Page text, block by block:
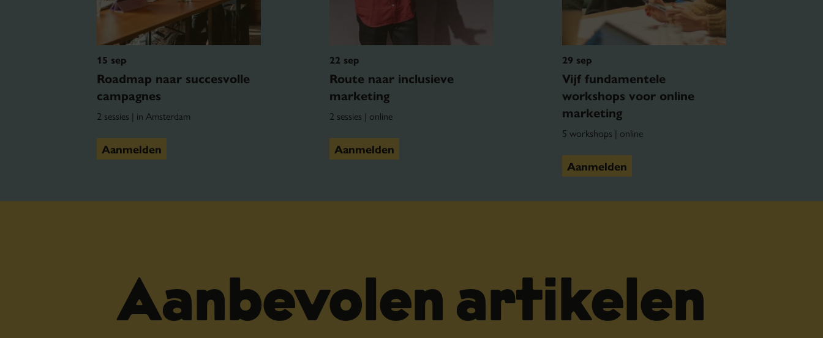
15 sep
Roadmap naar succesvolle
campagnes
2 sessies | in Amsterdam
Aanmelden
22 sep
Route naar inclusieve
marketing
2 sessies | online
Aanmelden
29 sep
Vijf fundamentele
workshops voor online
marketing
5 workshops | online
Aanmelden
Aanbevolen artikelen